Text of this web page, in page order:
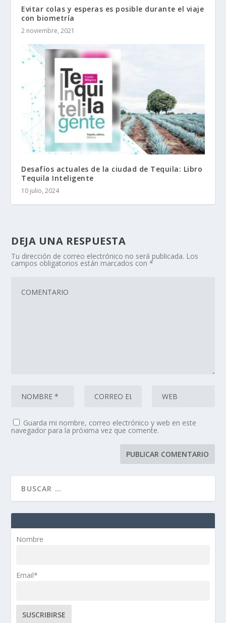
Evitar colas y esperas es posible durante el viaje
con biometría
2 noviembre, 2021
Desafíos actuales de la ciudad de Tequila: Libro
Tequila Inteligente
10 julio, 2024
DEJA UNA RESPUESTA
Tu dirección de correo electrónico no será publicada. Los
campos obligatorios están marcados con*
Guarda mi nombre, correo electrónico y web en este
navegador para la próxima vez que comente.
Nombre
Email*